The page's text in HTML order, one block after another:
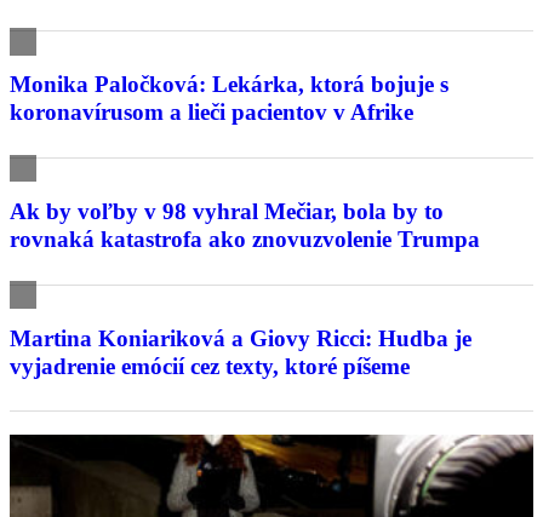
Monika Paločková: Lekárka, ktorá bojuje s
koronavírusom a lieči pacientov v Afrike
Ak by voľby v 98 vyhral Mečiar, bola by to
rovnaká katastrofa ako znovuzvolenie Trumpa
Martina Koniariková a Giovy Ricci: Hudba je
vyjadrenie emócií cez texty, ktoré píšeme